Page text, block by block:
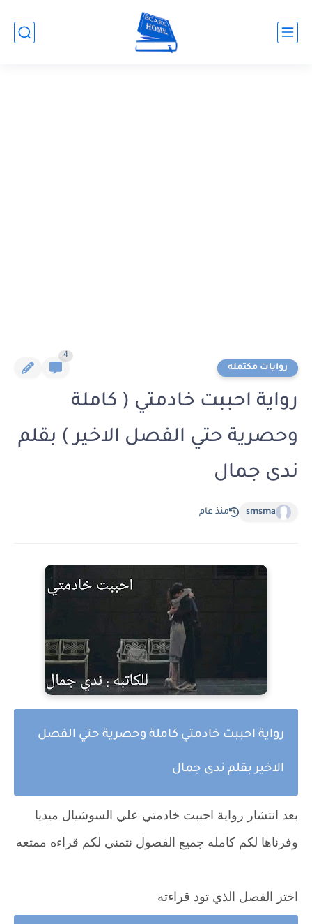
روايات مكتمله
4
رواية احببت خادمتي ( كاملة
وحصرية حتي الفصل الاخير ) بقلم
ندى جمال
smsma منذ عام
رواية احببت خادمتي كاملة وحصرية حتي الفصل
الاخير بقلم ندى جمال
بعد انتشار رواية احببت خادمتي علي السوشيال ميديا
وفرناها لكم كامله جميع الفصول نتمني لكم قراءه ممتعه
اختر الفصل الذي تود قراءته